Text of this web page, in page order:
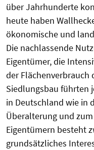
über Jahrhunderte
heute haben
ökonomische und
Die nachlassende
Eigentümer, die
der Flächenverbrauch
Siedlungsbau führten
in Deutschland wie in
Überalterung und
Eigentümern besteht
grundsätzliches